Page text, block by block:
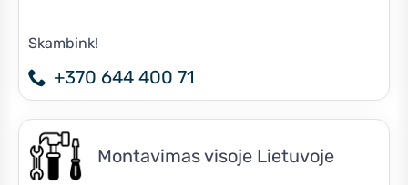
Skambink!
+370 644 400 71
Montavimas visoje Lietuvoje